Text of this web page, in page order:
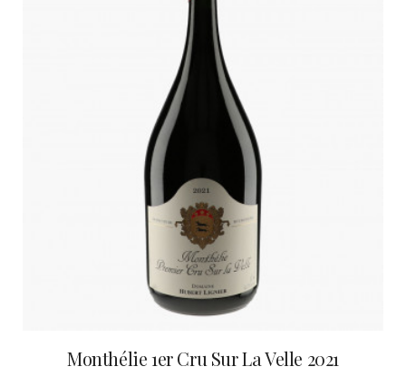
Monthélie 1er Cru Sur La Velle 2021